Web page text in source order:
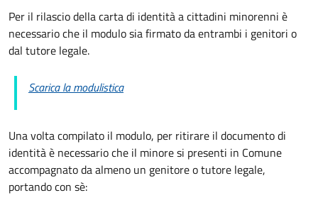
Per il rilascio della carta di identità a cittadini minorenni è
necessario che il modulo sia firmato da entrambi i genitori o
dal tutore legale.
Scarica la modulistica
Una volta compilato il modulo, per ritirare il documento di
identità è necessario che il minore si presenti in Comune
accompagnato da almeno un genitore o tutore legale,
portando con sè: